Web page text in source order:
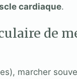
cardiaque.
de
marcher